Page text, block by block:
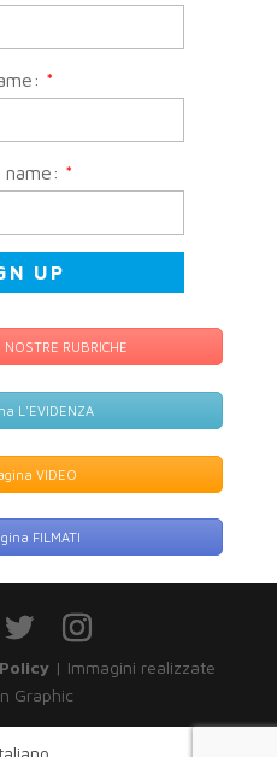
*
name: *
RUBRICHE
L'EVIDENZA
VIDEO
FILMATI
| Immagini realizzate
Graphic